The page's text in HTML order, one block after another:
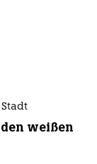
weißen